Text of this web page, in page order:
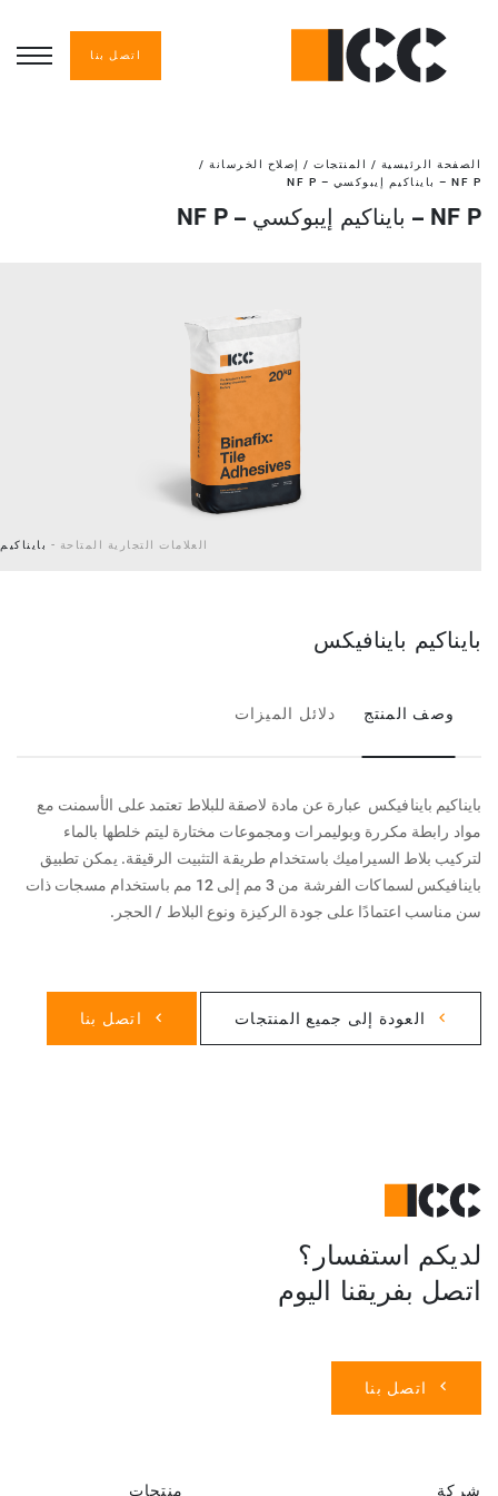
اتصل بنا
الصفحة الرئيسية / المنتجات / إصلاح الخرسانة /
NF P – بايناكيم إيبوكسي – NF P
NF P – بايناكيم إيبوكسي – NF P
العلامات التجارية المتاحة - بايناكيم
بايناكيم باينافيكس
وصف المنتج دلائل الميزات
بايناكيم باينافيكس عبارة عن مادة لاصقة للبلاط تعتمد على الأسمنت مع
مواد رابطة مكررة وبوليمرات ومجموعات مختارة ليتم خلطها بالماء
لتركيب بلاط السيراميك باستخدام طريقة التثبيت الرقيقة. يمكن تطبيق
باينافيكس لسماكات الفرشة من 3 مم إلى 12 مم باستخدام مسجات ذات
سن مناسب اعتمادًا على جودة الركيزة ونوع البلاط / الحجر.
العودة إلى جميع المنتجات اتصل بنا
لديكم استفسار؟
اتصل بفريقنا اليوم
اتصل بنا
شركة منتجات